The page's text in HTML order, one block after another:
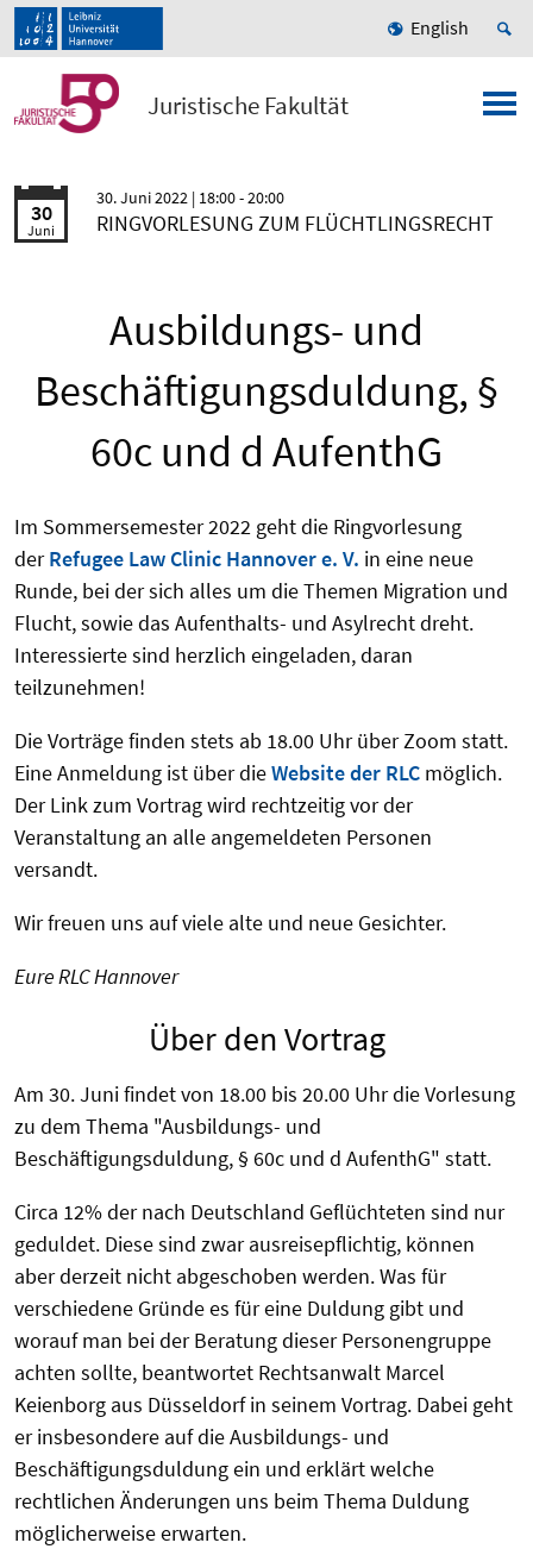
English
Juristische Fakultät
30
Juni
30. Juni 2022 | 18:00 - 20:00
RINGVORLESUNG ZUM FLÜCHTLINGSRECHT
Ausbildungs- und
Beschäftigungsduldung, §
60c und d AufenthG
Im Sommersemester 2022 geht die Ringvorlesung
derRefugee Law Clinic Hannover e. V. in eine neue
Runde, bei der sich alles um die Themen Migration und
Flucht, sowie das Aufenthalts- und Asylrecht dreht.
Interessierte sind herzlich eingeladen, daran
teilzunehmen!
Die Vorträge finden stets ab 18.00 Uhr über Zoom statt.
Eine Anmeldung ist über dieWebsite der RLC möglich.
Der Link zum Vortrag wird rechtzeitig vor der
Veranstaltung an alle angemeldeten Personen
versandt.
Wir freuen uns auf viele alte und neue Gesichter.
Eure RLC Hannover
Über den Vortrag
Am 30. Juni findet von 18.00 bis 20.00 Uhr die Vorlesung
zu dem Thema "Ausbildungs- und
Beschäftigungsduldung, § 60c und d AufenthG" statt.
Circa 12% der nach Deutschland Geflüchteten sind nur
geduldet. Diese sind zwar ausreisepflichtig, können
aber derzeit nicht abgeschoben werden. Was für
verschiedene Gründe es für eine Duldung gibt und
worauf man bei der Beratung dieser Personengruppe
achten sollte, beantwortet Rechtsanwalt Marcel
Keienborg aus Düsseldorf in seinem Vortrag. Dabei geht
er insbesondere auf die Ausbildungs- und
Beschäftigungsduldung ein und erklärt welche
rechtlichen Änderungen uns beim Thema Duldung
möglicherweise erwarten.